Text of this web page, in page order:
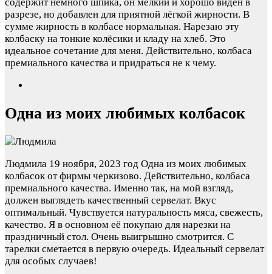
разрезе, но добавлен для приятной лёгкой жирности. В
сумме жирность в колбасе нормальная. Нарезаю эту
колбаску на тонкие колёсики и кладу на хлеб. Это
идеальное сочетание для меня. Действительно, колбаса
премиального качества и придраться не к чему.
Одна из моих любимых колбасок
Людмила 19 ноября, 2023 год Одна из моих любимых
колбасок от фирмы черкизово. Действительно, колбаса
премиального качества. Именно так, на мой взгляд,
должен выглядеть качественный сервелат. Вкус
оптимальный. Чувствуется натуральность мяса, свежесть,
качество. Я в основном её покупаю для нарезки на
праздничный стол. Очень выигрышно смотрится. С
тарелки сметается в первую очередь. Идеальный сервелат
для особых случаев!